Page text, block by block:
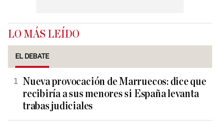
LO MÁS LEÍDO
EL DEBATE
Nueva provocación de Marruecos: dice que
recibiría a sus menores si España levanta
trabas judiciales